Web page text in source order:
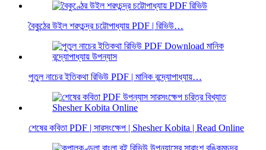
বৈকুন্ঠের উইল শরৎচন্দ্র চট্টোপাধ্যায় PDF | রিভিউ…
পুতুল নাচের ইতিকথা রিভিউ PDF | মানিক বন্দ্যোপাধ্যায়…
শেষের কবিতা PDF | সারসংক্ষেপ | Shesher Kobita | Read Online